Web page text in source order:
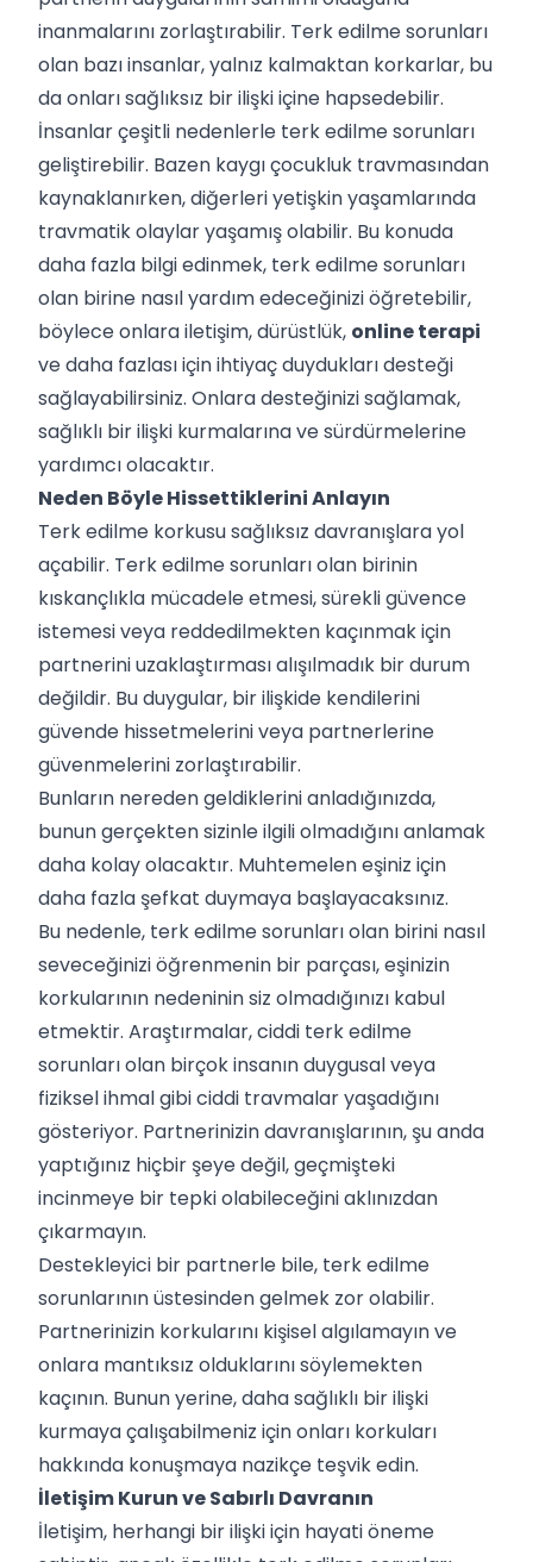
inanmalarını zorlaştırabilir. Terk edilme sorunları
olan bazı insanlar, yalnız kalmaktan korkarlar, bu
da onları sağlıksız bir ilişki içine hapsedebilir.
İnsanlar çeşitli nedenlerle terk edilme sorunları
geliştirebilir. Bazen kaygı çocukluk travmasından
kaynaklanırken, diğerleri yetişkin yaşamlarında
travmatik olaylar yaşamış olabilir. Bu konuda
daha fazla bilgi edinmek, terk edilme sorunları
olan birine nasıl yardım edeceğinizi öğretebilir,
böylece onlara iletişim, dürüstlük, online terapi
ve daha fazlası için ihtiyaç duydukları desteği
sağlayabilirsiniz. Onlara desteğinizi sağlamak,
sağlıklı bir ilişki kurmalarına ve sürdürmelerine
yardımcı olacaktır.
Neden Böyle Hissettiklerini Anlayın
Terk edilme korkusu sağlıksız davranışlara yol
açabilir. Terk edilme sorunları olan birinin
kıskançlıkla mücadele etmesi, sürekli güvence
istemesi veya reddedilmekten kaçınmak için
partnerini uzaklaştırması alışılmadık bir durum
değildir. Bu duygular, bir ilişkide kendilerini
güvende hissetmelerini veya partnerlerine
güvenmelerini zorlaştırabilir.
Bunların nereden geldiklerini anladığınızda,
bunun gerçekten sizinle ilgili olmadığını anlamak
daha kolay olacaktır. Muhtemelen eşiniz için
daha fazla şefkat duymaya başlayacaksınız.
Bu nedenle, terk edilme sorunları olan birini nasıl
seveceğinizi öğrenmenin bir parçası, eşinizin
korkularının nedeninin siz olmadığınızı kabul
etmektir. Araştırmalar, ciddi terk edilme
sorunları olan birçok insanın duygusal veya
fiziksel ihmal gibi ciddi travmalar yaşadığını
gösteriyor. Partnerinizin davranışlarının, şu anda
yaptığınız hiçbir şeye değil, geçmişteki
incinmeye bir tepki olabileceğini aklınızdan
çıkarmayın.
Destekleyici bir partnerle bile, terk edilme
sorunlarının üstesinden gelmek zor olabilir.
Partnerinizin korkularını kişisel algılamayın ve
onlara mantıksız olduklarını söylemekten
kaçının. Bunun yerine, daha sağlıklı bir ilişki
kurmaya çalışabilmeniz için onları korkuları
hakkında konuşmaya nazikçe teşvik edin.
İletişim Kurun ve Sabırlı Davranın
İletişim, herhangi bir ilişki için hayati öneme